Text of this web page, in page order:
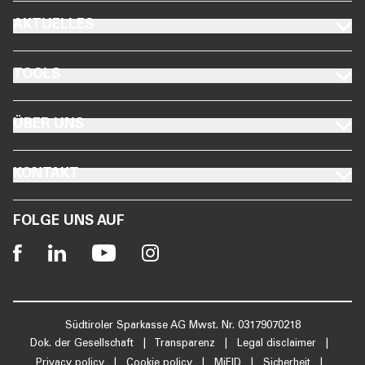
FOLGE UNS AUF
Südtiroler Sparkasse AG Mwst. Nr. 03179070218
Dok. der Gesellschaft
Transparenz Legal disclaimer